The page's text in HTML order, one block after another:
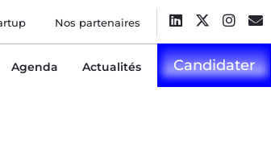
Nos partenaires
Agenda Actualités Candidater